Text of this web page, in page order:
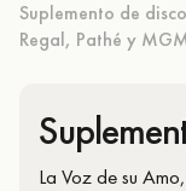
Suplemento de
Regal, Pathé y
La Voz de su